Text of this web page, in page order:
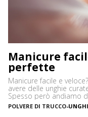
Manicure
perfette
Manicure facile e
avere delle unghie
Spesso però andiamo
voglia e trascuriamo le
mostrerò come fare
POLVERE DI TRUCCO-